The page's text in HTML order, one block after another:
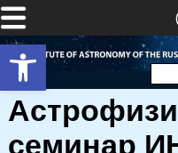
Open toolbar
семинар